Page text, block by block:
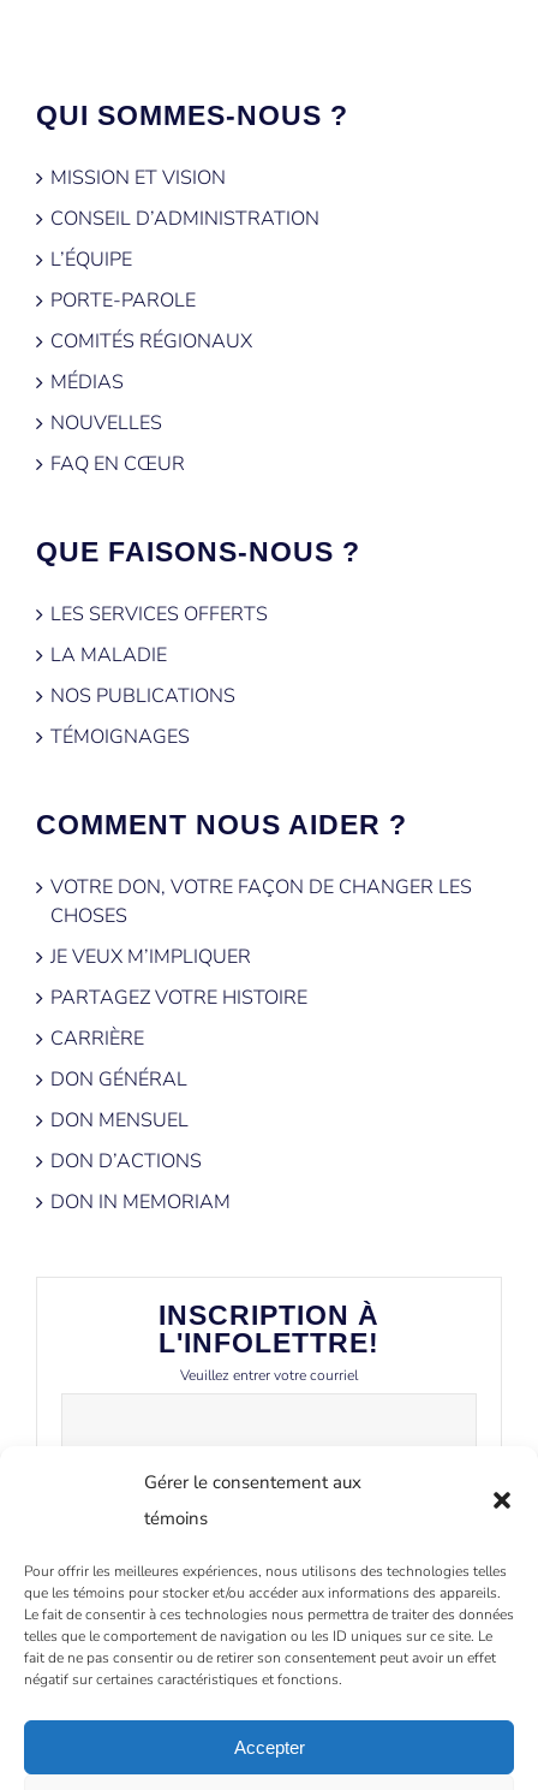
Gérer le consentement aux
témoins
Pour offrir les meilleures expériences, nous utilisons des technologies telles
que les témoins pour stocker et/ou accéder aux informations des appareils.
Le fait de consentir à ces technologies nous permettra de traiter des données
telles que le comportement de navigation ou les ID uniques sur ce site. Le
fait de ne pas consentir ou de retirer son consentement peut avoir un effet
négatif sur certaines caractéristiques et fonctions.
Accepter
QUI SOMMES-NOUS ?
MISSION ET VISION
CONSEIL D’ADMINISTRATION
L’ÉQUIPE
PORTE-PAROLE
COMITÉS RÉGIONAUX
MÉDIAS
NOUVELLES
FAQ EN CŒUR
QUE FAISONS-NOUS ?
LES SERVICES OFFERTS
LA MALADIE
NOS PUBLICATIONS
TÉMOIGNAGES
COMMENT NOUS AIDER ?
VOTRE DON, VOTRE FAÇON DE CHANGER LES
CHOSES
JE VEUX M’IMPLIQUER
PARTAGEZ VOTRE HISTOIRE
CARRIÈRE
DON GÉNÉRAL
DON MENSUEL
DON D’ACTIONS
DON IN MEMORIAM
INSCRIPTION À
L'INFOLETTRE!
Veuillez entrer votre courriel